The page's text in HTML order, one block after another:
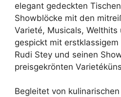
elegant gedeckten
Showblöcke mit den
Varieté, Musicals,
gespickt mit
Rudi Stey und seinen
preisgekrönten
Begleitet von